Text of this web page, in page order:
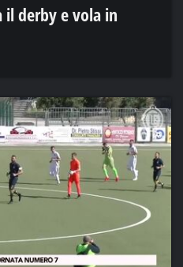
il derby e vola in